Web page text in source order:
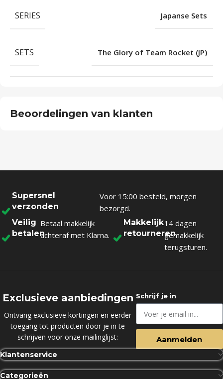
SERIES Japanse Sets
SETS The Glory of Team Rocket (JP)
Beoordelingen van klanten
Supersnel
verzonden
Voor 15:00 besteld, morgen
bezorgd.
Veilig
betalen
Betaal makkelijk
achteraf met Klarna.
Makkelijk
retourneren
14 dagen
gemakkelijk
terugsturen.
Exclusieve aanbiedingen
Ontvang exclusieve kortingen en eerder
toegang tot producten door je in te
schrijven voor onze mailinglijst:
Schrijf je in
Aanmelden
Klantenservice
Categorieën